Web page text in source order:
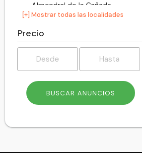
Almendral de la Cañada
Almonacid de Toledo
Almorox
Añover de Tajo
Arcicóllar
Argés
Azután
Barcience
[+] Mostrar todas las localidades
Precio